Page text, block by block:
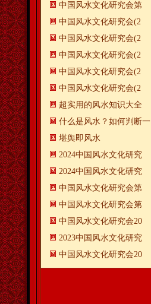
中国风水文化研究会第
中国风水文化研究会(2
中国风水文化研究会(2
中国风水文化研究会(2
中国风水文化研究会(2
中国风水文化研究会(2
超实用的风水知识大全
什么是风水？如何判断一
​堪舆即风水
2024中国风水文化研究
2024中国风水文化研究
中国风水文化研究会第
中国风水文化研究会第
中国风水文化研究会20
2023中国风水文化研究
中国风水文化研究会20